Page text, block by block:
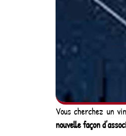
Vous cherchez un
nouvelle façon